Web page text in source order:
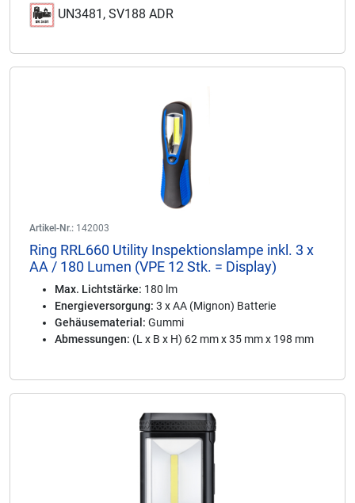
UN3481, SV188 ADR
Artikel-Nr.: 142003
Ring RRL660 Utility Inspektionslampe inkl. 3 x
AA / 180 Lumen (VPE 12 Stk. = Display)
Max. Lichtstärke: 180 lm
Energieversorgung: 3 x AA (Mignon) Batterie
Gehäusematerial: Gummi
Abmessungen: (L x B x H) 62 mm x 35 mm x 198 mm